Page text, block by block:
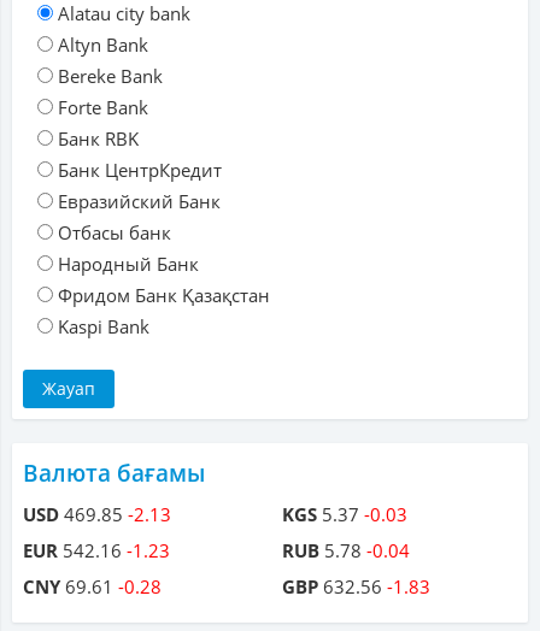
Alatau city bank
Altyn Bank
Bereke Bank
Forte Bank
Банк RBK
Банк ЦентрКредит
Евразийский Банк
Отбасы банк
Народный Банк
Фридом Банк Қазақстан
Kaspi Bank
Валюта бағамы
USD 469.85 -2.13
EUR 542.16 -1.23
CNY69.61 -0.28
KGS 5.37 -0.03
RUB 5.78 -0.04
GBP 632.56 -1.83